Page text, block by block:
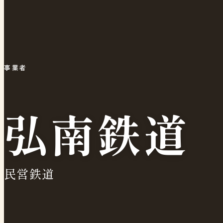
事業者
弘南鉄道
民営鉄道